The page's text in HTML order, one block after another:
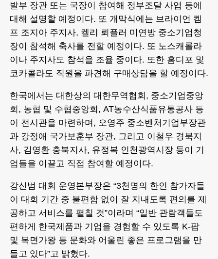
발부 장관 또는 국장이 참여해 정부조달 사업 등에
대해 설명할 예정이다. 또 개막식에는 브라이언 켐
프 조지아 주지사, 켈리 뢰플러 미연방 중소기업청
장이 참석해 축사를 전할 예정이다. 또 노스캐롤라
이나 주지사도 참석을 조율 중이다. 또한 홈디포 및
코카콜라도 직원을 파견해 구매상담을 할 예정이다.
한국에서는 대한상의 대한무역협회, 중소기업중앙
회, 농협 및 수협중앙회, AT농수산식품유통공사 등
이 전시관을 마련하며, 오영주 중소벤처기업부장관
과 강정애 국가보훈부 장관, 그리고 이철우 경북지
사, 김영환 충북지사, 유정복 인천광역시장 등이 기
업들을 이끌고 직접 참여할 예정이다.
강신범 대회 운영본부장은 “3천명의 한인 참가자들
이 대회 기간 중 불편함 없이 잘 지내도록 편의를 제
공하고 서비스를 펼칠 것”이라며 “일반 관람객들도
편하게 한국제품과 기업을 경험할 수 있도록 K-팝
및 복면가왕 등 문화와 어울린 좋은 프로그램을 만
들고 있다”고 밝혔다.